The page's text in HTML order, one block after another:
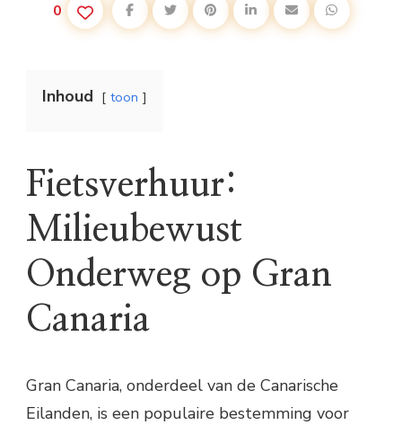
0
Inhoud toon
Fietsverhuur:
Milieubewust
Onderweg op Gran
Canaria
Gran Canaria, onderdeel van de Canarische
Eilanden, is een populaire bestemming voor